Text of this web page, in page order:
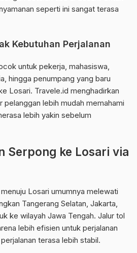
seperti ini sangat terasa
Kebutuhan Perjalanan
untuk pekerja, mahasiswa,
hingga penumpang yang baru
Losari. Travele.id menghadirkan
pelanggan lebih mudah memahami
lebih yakin sebelum
Serpong ke Losari via
Losari umumnya melewati
Tangerang Selatan, Jakarta,
ke wilayah Jawa Tengah. Jalur tol
lebih efisien untuk perjalanan
terasa lebih stabil.